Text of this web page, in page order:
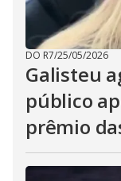
DO R7/25/05/2026
Galisteu
público
prêmio